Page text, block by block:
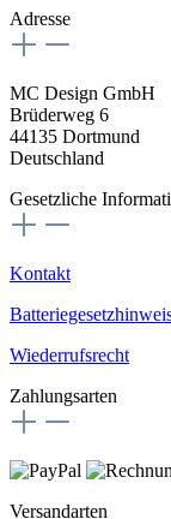
Adresse
MC Design GmbH
Brüderweg 6
44135 Dortmund
Deutschland
Gesetzliche
Kontakt
Wiederrufsrecht
Zahlungsarten
Versandarten